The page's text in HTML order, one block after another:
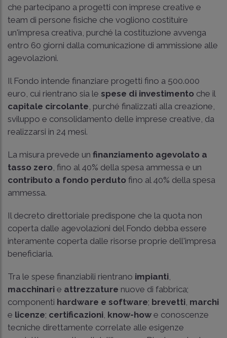
che partecipano a progetti con imprese creative e
team di persone fisiche che vogliono costituire
un'impresa creativa, purché la costituzione avvenga
entro 60 giorni dalla comunicazione di ammissione alle
agevolazioni.
Il Fondo intende finanziare progetti fino a 500.000
euro, cui rientrano sia le spese di investimento che il
capitale circolante , purché finalizzati alla creazione,
sviluppo e consolidamento delle imprese creative, da
realizzarsi in 24 mesi.
La misura prevede un finanziamento agevolato a
tasso zero , fino al 40% della spesa ammessa e un
contributo a fondo perduto fino al 40% della spesa
ammessa.
Il decreto direttoriale predispone che la quota non
coperta dalle agevolazioni del Fondo debba essere
interamente coperta dalle risorse proprie dell'impresa
beneficiaria.
Tra le spese finanziabili rientrano impianti
macchinari e attrezzature nuove di fabbrica;
componenti hardware e software; brevetti marchi
e licenze; certificazioni know-how e conoscenze
tecniche direttamente correlate alle esigenze